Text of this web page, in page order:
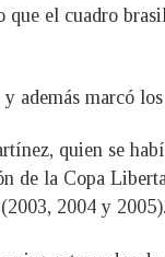
el cuadro
además marcó
quien se
la Copa
2004 y 2005).